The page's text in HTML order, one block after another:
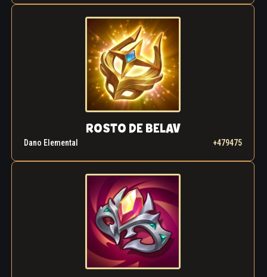
ROSTO DE BELAV
Dano Elemental +479475